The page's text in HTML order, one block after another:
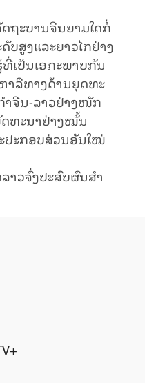
ະ​ບານຈີນ​ຍາມ​ໃດ​ກໍ່​
ສູງ​ແລະຍາວ​ໄກຢ່າງ​
ເປັນ​ເອ​ກະ​ພາບ​ກັນ​
າ​ລື​ທາງ​ດ້ານ​ຍຸດ​ທະ​
ຳ​ຈີນ-ລາວ​ຢ່າງ​ໜັກ​
ທະ​ນາ​ຢ່າງ​ໝັ້ນ​
ປະ​ກອບ​ສ່ວນ​ອັນ​ໃໝ່​
ວ​ຈົ່ງ​ປະ​ສົບ​ຜົນ​ສຳ​